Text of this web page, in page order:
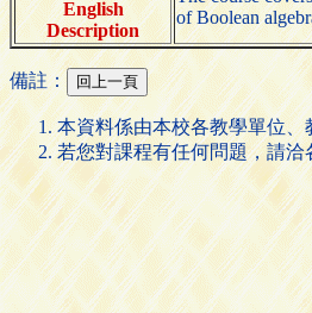
English
Description
of Boolean
備註：
本資料係由本校各教學單位、
若您對課程有任何問題，請洽